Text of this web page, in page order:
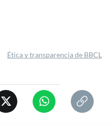
Ética y transparencia de BBCL